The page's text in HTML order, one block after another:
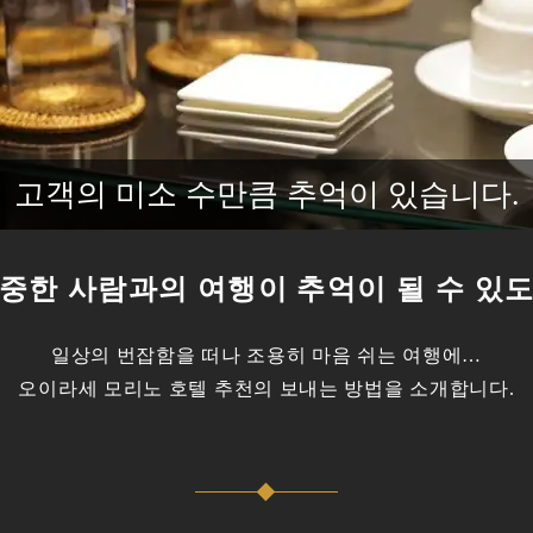
고객의 미소 수만큼 추억이 있습니다.
한 사람과의 여행이 추억이 될 수 있
일상의 번잡함을 떠나 조용히 마음 쉬는 여행에…
오이라세 모리노 호텔 추천의 보내는 방법을 소개합니다.